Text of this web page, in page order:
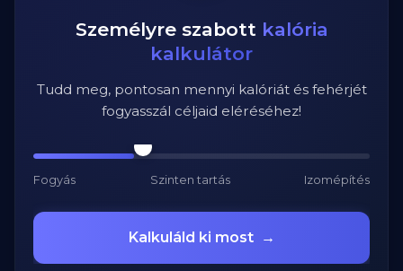
Személyre szabott kalória
kalkulátor
Tudd meg, pontosan mennyi kalóriát és fehérjét
fogyasszál céljaid eléréséhez!
Fogyás Szinten tartás Izomépítés
Kalkuláld ki most →